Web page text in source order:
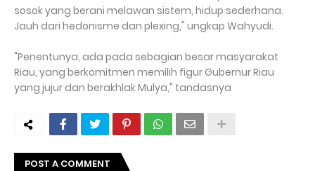
sosok yang berani melawan sistem, hidup sederhana.
Jauh dari hedonisme dan plexing," ungkap Wahyudi.
"Penentunya, ada pada sebagian besar masyarakat
Riau, yang berkomitmen memilih figur Gubernur Riau
yang jujur dan berakhlak Mulya," tandasnya
POST A COMMENT